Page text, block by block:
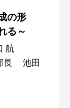
の形
る～
航
長 池田